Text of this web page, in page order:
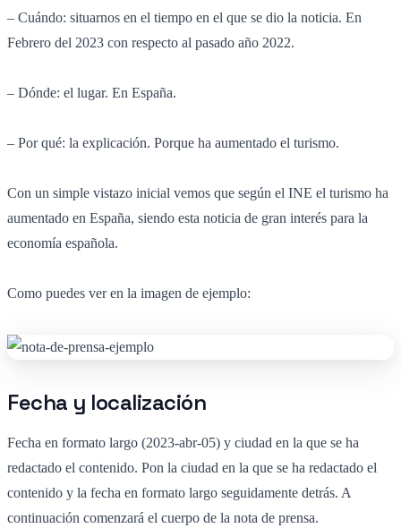
– Cuándo: situarnos en el tiempo en el que se dio la noticia. En
Febrero del 2023 con respecto al pasado año 2022.
– Dónde: el lugar. En España.
– Por qué: la explicación. Porque ha aumentado el turismo.
Con un simple vistazo inicial vemos que según el INE el turismo ha
aumentado en España, siendo esta noticia de gran interés para la
economía española.
Como puedes ver en la imagen de ejemplo:
Fecha y localización
Fecha en formato largo (2023-abr-05) y ciudad en la que se ha
redactado el contenido. Pon la ciudad en la que se ha redactado el
contenido y la fecha en formato largo seguidamente detrás. A
continuación comenzará el cuerpo de la nota de prensa.